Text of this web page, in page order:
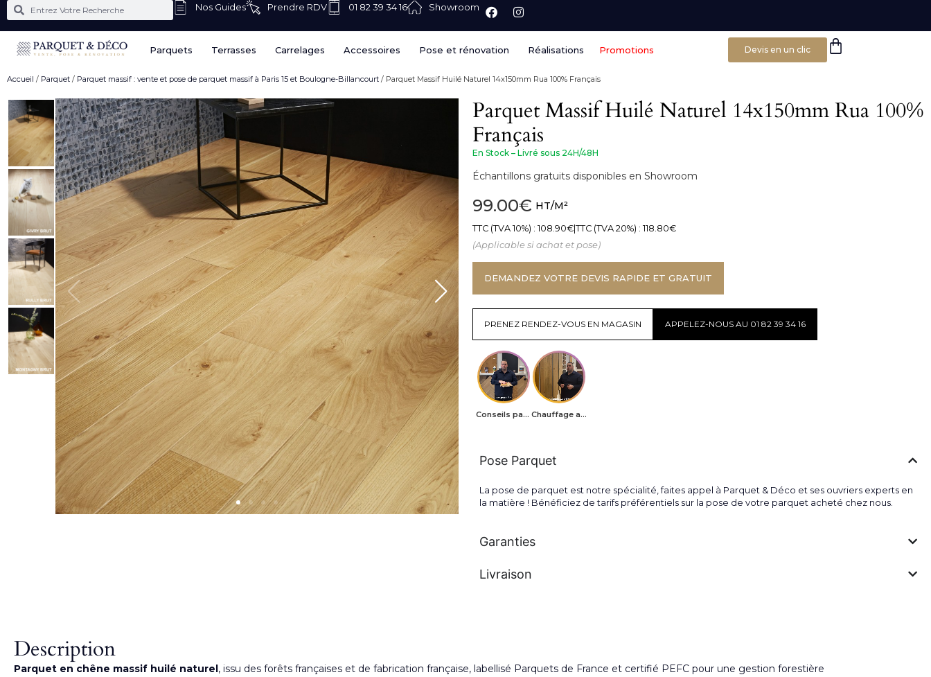
Nos Guides Prendre RDV 01 82 39 34 16 Showroom
Parquets Terrasses Carrelages Accessoires Pose et rénovation Réalisations Promotions Devis en un clic
Accueil / Parquet / Parquet massif : vente et pose de parquet massif à Paris 15 et Boulogne-Billancourt / Parquet Massif Huilé Naturel 14x150mm Rua 100% Français
Parquet Massif Huilé Naturel 14x150mm Rua 100%
Français
En Stock – Livré sous 24H/48H
Échantillons gratuits disponibles en Showroom
99.00€ HT/M²
TTC (TVA 10%) : 108.90€ TTC (TVA 20%) : 118.80€
(Applicable si achat et pose)
DEMANDEZ VOTRE DEVIS RAPIDE ET GRATUIT
PRENEZ RENDEZ-VOUS EN MAGASIN APPELEZ-NOUS AU 01 82 39 34 16
Conseils parquets Chauffage au sol
Pose Parquet
La pose de parquet est notre spécialité, faites appel à Parquet & Déco et ses ouvriers experts en
la matière ! Bénéficiez de tarifs préférentiels sur la pose de votre parquet acheté chez nous.
Garanties
Livraison
Description
Parquet en chêne massif huilé naturel, issu des forêts françaises et de fabrication française, labellisé Parquets de France et certifié PEFC pour une gestion forestière